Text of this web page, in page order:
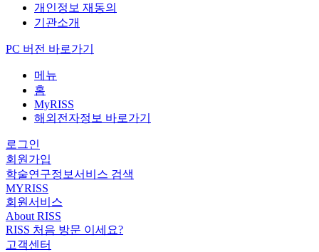
개인정보 재동의
기관소개
PC 버전 바로가기
메뉴
홈
MyRISS
해외전자정보 바로가기
로그인
회원가입
학술연구정보서비스 검색
MYRISS
회원서비스
About RISS
RISS 처음 방문 이세요?
고객센터